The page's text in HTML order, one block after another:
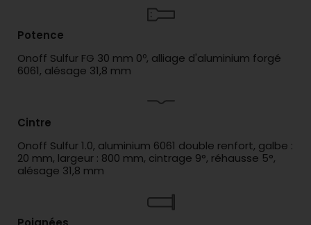
Potence
Onoff Sulfur FG 30 mm 0º, alliage d'aluminium forgé
6061, alésage 31,8 mm
Cintre
Onoff Sulfur 1.0, aluminium 6061 double renfort, galbe :
20 mm, largeur : 800 mm, cintrage 9°, réhausse 5°,
alésage 31,8 mm